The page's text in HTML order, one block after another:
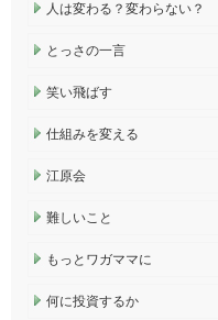
人は変わる？変わらない？
とっさの一言
笑い飛ばす
仕組みを変える
江原会
難しいこと
もっとワガママに
何に投資するか